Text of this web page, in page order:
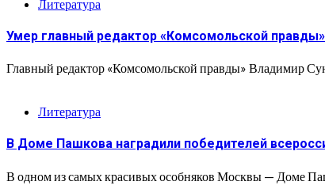
Литература
Умер главный редактор «Комсомольской
Главный редактор «Комсомольской правды» Владимир
Литература
В Доме Пашкова наградили победителей
В одном из самых красивых особняков Москвы — Доме